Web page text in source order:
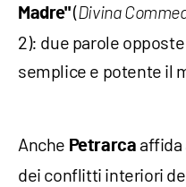
Madre"(Divina
2): due parole
semplice e potente il
Anche Petrarca affida
dei conflitti interiori